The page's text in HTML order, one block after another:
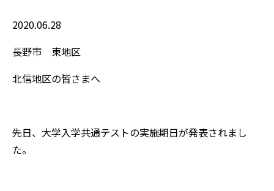
2020.06.28
長野市 東地区
北信地区の皆さまへ
先日、大学入学共通テストの実施期日が発表されまし
た。